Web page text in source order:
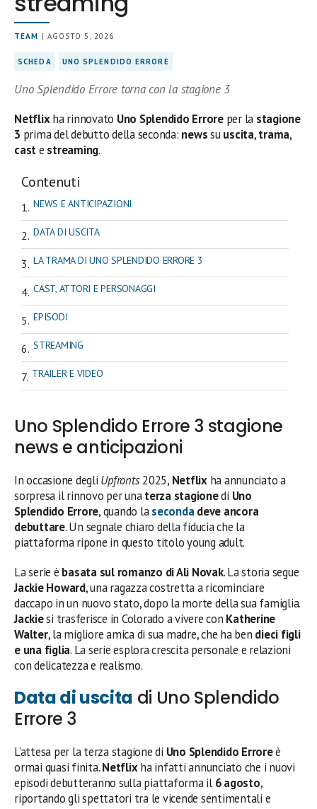
TEAM | AGOSTO 5, 2026
SCHEDA UNO SPLENDIDO ERRORE
Uno Splendido Errore torna con la stagione 3
Netflixha rinnovato Uno Splendido Erroreper la stagione
3 prima del debutto della seconda: newssuuscita,trama,
caste streaming.
Contenuti
NEWS E ANTICIPAZIONI
DATA DI USCITA
LA TRAMA DI UNO SPLENDIDO ERRORE 3
CAST, ATTORI E PERSONAGGI
EPISODI
STREAMING
TRAILER E VIDEO
Uno Splendido Errore 3 stagione
news e anticipazioni
In occasione degli Upfronts2025, Netflixha annunciato a
sorpresa il rinnovo per unaterza stagionedi Uno
Splendido Errore, quando lasecondadeve ancora
debuttare. Un segnale chiaro della fiducia che la
piattaforma ripone in questo titolo young adult.
La serie è basata sul romanzo di Ali Novak. La storia segue
Jackie Howard, una ragazza costretta a ricominciare
daccapo in un nuovo stato, dopo la morte della sua famiglia.
Jackiesi trasferisce in Colorado a vivere con Katherine
Walter, la migliore amica di sua madre, che ha ben dieci figli
e una figlia. La serie esplora crescita personale e relazioni
con delicatezza e realismo.
Data di uscita di Uno Splendido
Errore 3
L’attesa per la terza stagione di Uno Splendido Erroreè
ormai quasi finita.Netflixha infatti annunciato che i nuovi
episodi debutteranno sulla piattaforma il 6 agosto,
riportando gli spettatori tra le vicende sentimentali e